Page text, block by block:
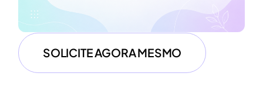
SOLICITE AGORA MESMO